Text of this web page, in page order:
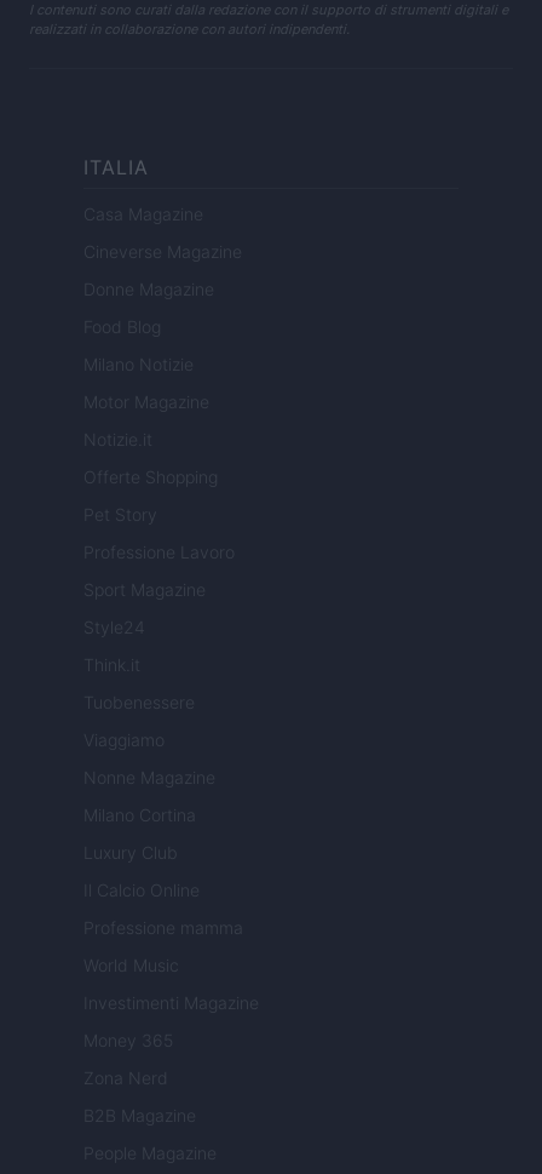
I contenuti sono curati dalla redazione con il supporto di strumenti digitali e
realizzati in collaborazione con autori indipendenti.
ITALIA
Casa Magazine
Cineverse Magazine
Donne Magazine
Food Blog
Milano Notizie
Motor Magazine
Notizie.it
Offerte Shopping
Pet Story
Professione Lavoro
Sport Magazine
Style24
Think.it
Tuobenessere
Viaggiamo
Nonne Magazine
Milano Cortina
Luxury Club
Il Calcio Online
Professione mamma
World Music
Investimenti Magazine
Money 365
Zona Nerd
B2B Magazine
People Magazine